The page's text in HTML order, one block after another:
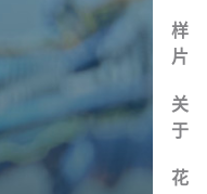
样
片
关
于
花